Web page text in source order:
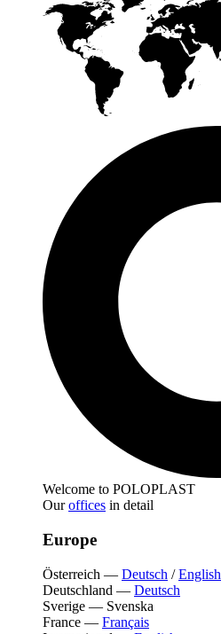
Welcome to POLOPLAST
Ouroffices in detail
Europe
Österreich — Deutsch /English
Deutschland — Deutsch
Sverige — Svenska
France — Français